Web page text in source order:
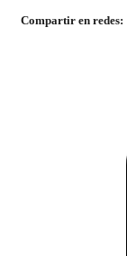
Compartir en redes: